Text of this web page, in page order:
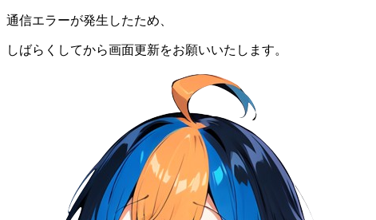
通信エラーが発生したため、
しばらくしてから画面更新をお願いいたします。